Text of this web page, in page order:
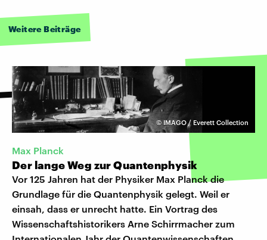
Weitere Beiträge
©IMAGO / Everett Collection
Max Planck
Der lange Weg zur Quantenphysik
Vor 125 Jahren hat der Physiker Max Planck die
Grundlage für die Quantenphysik gelegt. Weil er
einsah, dass er unrecht hatte. Ein Vortrag des
Wissenschaftshistorikers Arne Schirrmacher zum